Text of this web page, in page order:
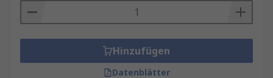
Hinzufügen
Datenblätter